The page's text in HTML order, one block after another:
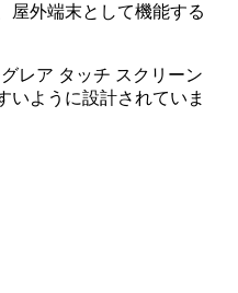
屋外端末として機能する
レア タッチ スクリーン
いように設計されていま